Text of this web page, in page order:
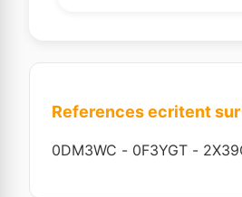
References ecritent
0DM3WC - 0F3YGT -